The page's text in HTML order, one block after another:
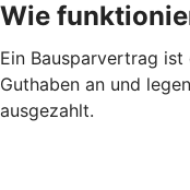
Wie
Ein Bausparvertrag
Guthaben an und
ausgezahlt.